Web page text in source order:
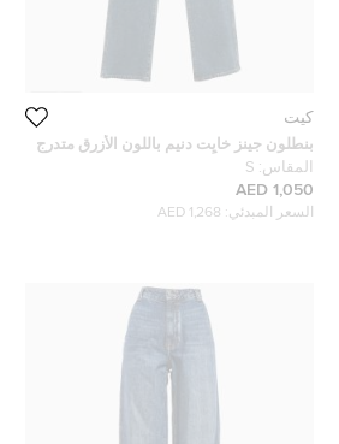
كيت
بنطلون جينز خايِت دنيم باللون الأزرق متدرج
مستقيم الساق مقاس صغير وسط 29 بوصة
المقاس: S
1,050 AED
السعر المبدئي: 1,268 AED